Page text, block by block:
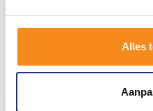
Alles